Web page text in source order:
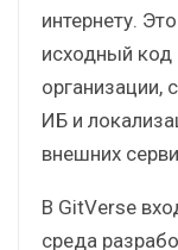
интернету.
исходный код
организации,
ИБ и
внешних
В GitVerse
среда